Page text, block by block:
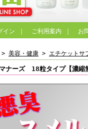
イン ご利用案内 お
> 美容・健康 > エチケットサ
マナーズ 18粒タイプ【濃縮